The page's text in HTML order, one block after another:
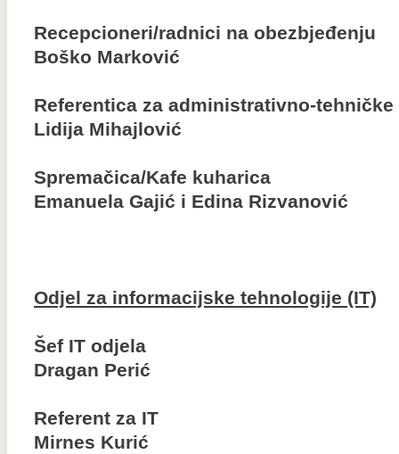
Recepcioneri/radnici na obezbjeđenju
Boško Marković
Referentica za administrativno-
Lidija Mihajlović
Spremačica/Kafe kuharica
Emanuela Gajić i Edina Rizvanović
Odjel za informacijske tehnologije (IT)
Šef IT odjela
Dragan Perić
Referent za IT
Mirnes Kurić